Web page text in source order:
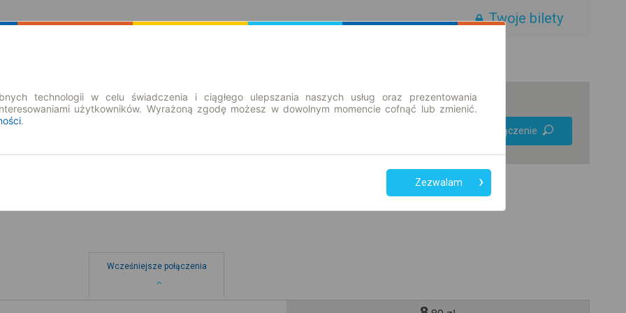
Twoje bilety
Znajdź połączenie
Wcześniejsze połączenia
technologii w celu świadczenia i ciągłego ulepszania naszych usług oraz prezentowania
użytkowników. Wyrażoną zgodę możesz w dowolnym momencie cofnąć lub zmienić.
.
Zezwalam